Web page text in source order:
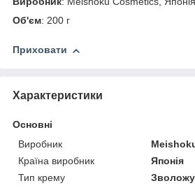
Об'єм: 200 г
Приховати
Характеристики
Основні
Виробник
Країна виробник
Японія
Тип крему